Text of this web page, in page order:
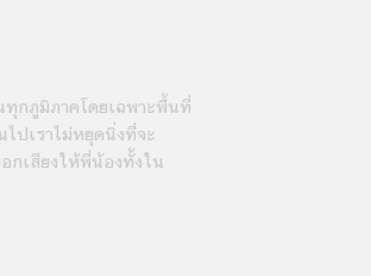
กภูมิภาคโดยเฉพาะพื้นที่
ปเราไม่หยุดนิ่งที่จะ
กเสียงให้พี่น้องทั้งใน